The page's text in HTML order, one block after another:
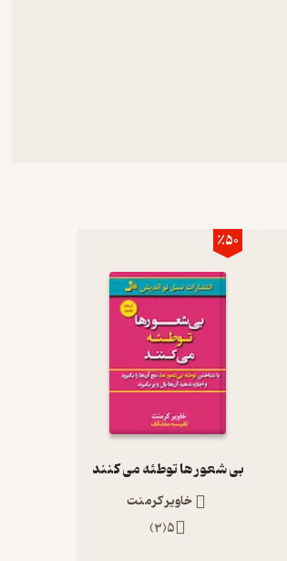
٪50
بی‌ شعور ها توطئه می‌ کنند
خاویر کرمنت
5
(
3
)